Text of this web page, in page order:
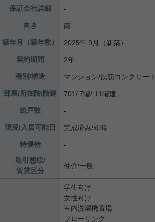
保証会社詳細 -
向き 南
築年月（築年数） 2025年 9月（新築）
契約期間 2年
種別/構造 マンション/鉄筋コンクリート
部屋/所在階/階建 701/ 7階/ 11階建
総戸数 -
現況/入居可能日 完成済み/即時
特優待
-
取引態様/
賃貸区分
仲介/一般
学生向け
女性向け
室内洗濯機置場
フローリング